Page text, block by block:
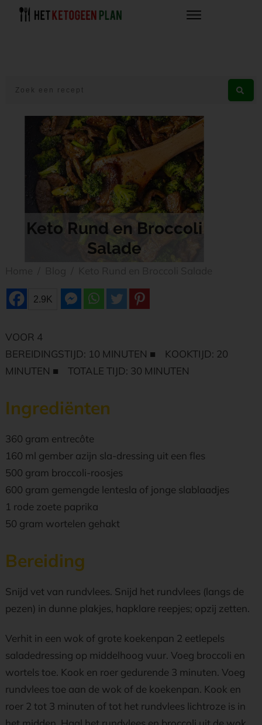
Keto Rund en Broccoli
Salade
2.9K
VOOR 4
BEREIDINGSTIJD: 10 MINUTEN ■ KOOKTIJD: 20
MINUTEN ■ TOTALE TIJD: 30 MINUTEN
Ingrediënten
360 gram entrecôte
160 ml gember azijn sla-dressing uit een fles
500 gram broccoli-roosjes
600 gram gemengde lentesla of jonge slablaadjes
1 rode zoete paprika
50 gram wortelen gehakt
Bereiding
Snijd vet van rundvlees. Snijd het rundvlees (langs de
pezen) in dunne plakjes, hapklare reepjes; opzij zetten.
Verhit in een wok of grote koekenpan 2 eetlepels
saladedressing op middelhoog vuur. Voeg broccoli en
wortels toe. Kook en roer gedurende 3 minuten. Voeg
rundvlees toe aan de wok of de koekenpan. Kook en
roer 2 tot 3 minuten of tot het rundvlees lichtroze is in